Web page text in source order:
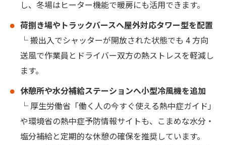
し、冬場はヒーター機能で暖房にも活用できます。
荷捌き場やトラックバースへ屋外対応タワー型を配置
└ 搬出入でシャッターが開放された状態でも 4 方向
送風で作業員とドライバー双方の熱ストレスを軽減し
ます。
休憩所や水分補給ステーションへ小型冷風機を追加
└ 厚生労働省「働く人の今すぐ使える熱中症ガイド」
や環境省の熱中症予防情報サイトも、こまめな水分・
塩分補給と定期的な休憩の確保を推奨しています。